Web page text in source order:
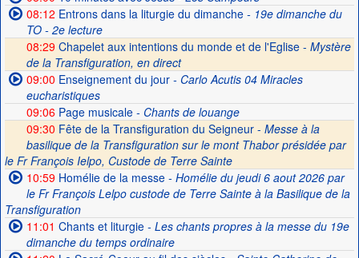
08:12 Entrons dans la liturgie du dimanche- 19e dimanche du
TO - 2e lecture
08:29 Chapelet aux intentions du monde et de l'Eglise - Mystère
de la Transfiguration, en direct
09:00 Enseignement du jour- Carlo Acutis 04 Miracles
eucharistiques
09:06Page musicale- Chants de louange
09:30 Fête de la Transfiguration du Seigneur - Messe à la
basilique de la Transfiguration sur le mont Thabor présidée par
le Fr François Ielpo, Custode de Terre Sainte
10:59Homélie de la messe- Homélie du jeudi 6 aout 2026 par
le Fr François Lelpo custode de Terre Sainte à la Basilique de la
Transfiguration
11:01 Chants et liturgie- Les chants propres à la messe du 19e
dimanche du temps ordinaire